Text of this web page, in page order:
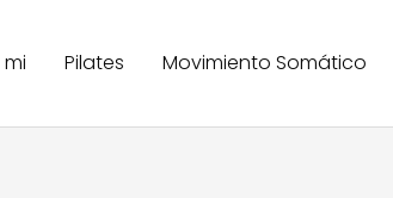
Pilates Movimiento Somático